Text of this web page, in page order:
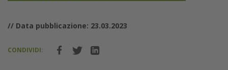
// Data pubblicazione: 23.03.2023
CONDIVIDI: